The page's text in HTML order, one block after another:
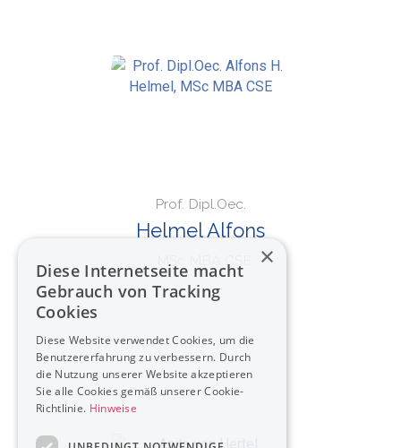
Prof. Dipl.Oec.
Helmel Alfons
, MSc MBA CSE ×
Diese Internetseite macht
Gebrauch von Tracking
Cookies
Diese Website verwendet Cookies, um die
Benutzererfahrung zu verbessern. Durch
die Nutzung unserer Website akzeptieren
Sie alle Cookies gemäß unserer Cookie-
Richtlinie. Hinweise